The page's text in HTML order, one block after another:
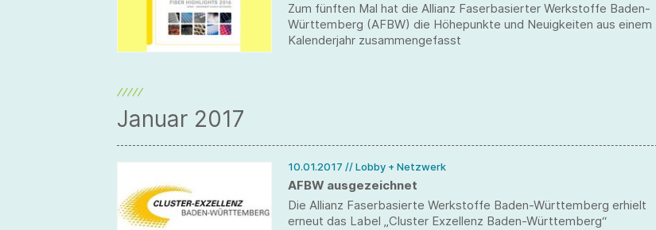
Zum fünften Mal hat die Allianz Faserbasierter Werkstoffe Baden-
Württemberg (AFBW) die Höhepunkte und Neuigkeiten aus einem
Kalenderjahr zusammengefasst
Januar 2017
10.01.2017 // Lobby + Netzwerk
AFBW ausgezeichnet
Die Allianz Faserbasierte Werkstoffe Baden-Württemberg erhielt
erneut das Label „Cluster Exzellenz Baden-Württemberg“